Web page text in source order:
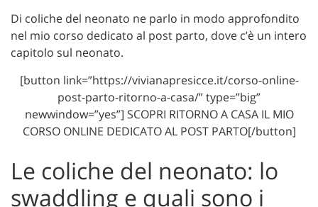
Di coliche del neonato ne parlo in modo approfondito
nel mio corso dedicato al post parto, dove c’è un intero
capitolo sul neonato.
[button link=”https://vivianapresicce.it/corso-online-
post-parto-ritorno-a-casa/” type=”big”
newwindow=”yes”] SCOPRI RITORNO A CASA IL MIO
CORSO ONLINE DEDICATO AL POST PARTO[/button]
Le coliche del neonato: lo
swaddling e quali sono i